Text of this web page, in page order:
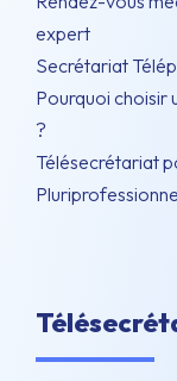
expert
Secrétariat
Pourquoi choisir
?
Télésecrétariat